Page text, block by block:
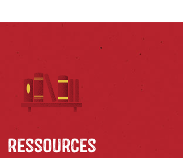
Ressources